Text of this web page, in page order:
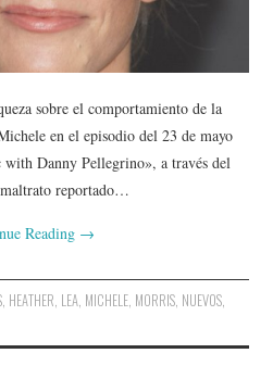
sobre el comportamiento de la
en el episodio del 23 de mayo
Danny Pellegrino», a través del
reportado…
Reading →
, HEATHER, LEA, MICHELE, MORRIS, NUEVOS,